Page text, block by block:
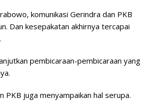
komunikasi Gerindra dan PKB
Dan kesepakatan akhirnya tercapai
pembicaraan-pembicaraan yang
PKB juga menyampaikan hal serupa.